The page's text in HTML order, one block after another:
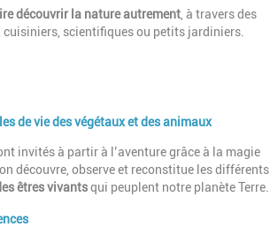
découvrir la nature autrement , à travers des
scientifiques ou petits jardiniers.
de vie des végétaux et des animaux
invités à partir à l’aventure grâce à la magie
découvre, observe et reconstitue les différents
êtres vivantsqui peuplent notre planète Terre.